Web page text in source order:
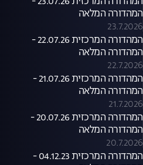
המהדורה המלאה
23.7.2026
המהדורה המרכזית 22.07.26 -
המהדורה המלאה
22.7.2026
המהדורה המרכזית 21.07.26 -
המהדורה המלאה
21.7.2026
המהדורה המרכזית 20.07.26 -
המהדורה המלאה
20.7.2026
המהדורה המרכזית 04.12.23 -